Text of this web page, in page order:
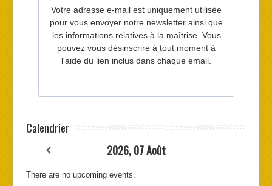
Calendrier
2026, 07 Août
There are no upcoming events.